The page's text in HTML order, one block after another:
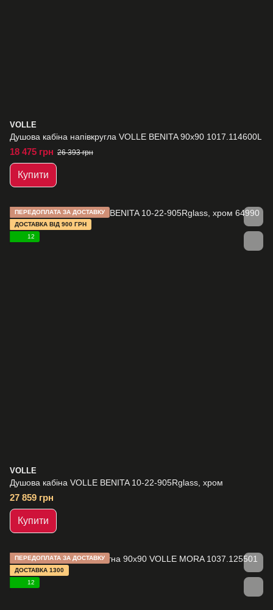
VOLLE
Душова кабіна напівкругла VOLLE BENITA 90x90 1017.114600L
18 475 грн 26 393 грн
Купити
ПЕРЕДОПЛАТА ЗА ДОСТАВКУ
ДОСТАВКА ВІД 900 ГРН
12
VOLLE
Душова кабіна VOLLE BENITA 10-22-905Rglass, хром
27 859 грн
Купити
ПЕРЕДОПЛАТА ЗА ДОСТАВКУ
ДОСТАВКА 1300
12